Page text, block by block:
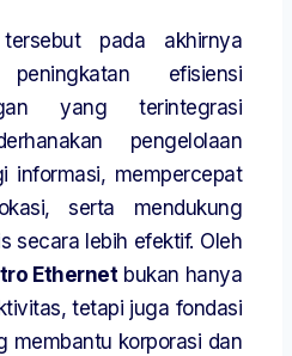
pada akhirnya
efisiensi
yang terintegrasi
pengelolaan
informasi, mempercepat
serta mendukung
secara lebih efektif. Oleh
Ethernetbukan hanya
tetapi juga fondasi
membantu korporasi dan